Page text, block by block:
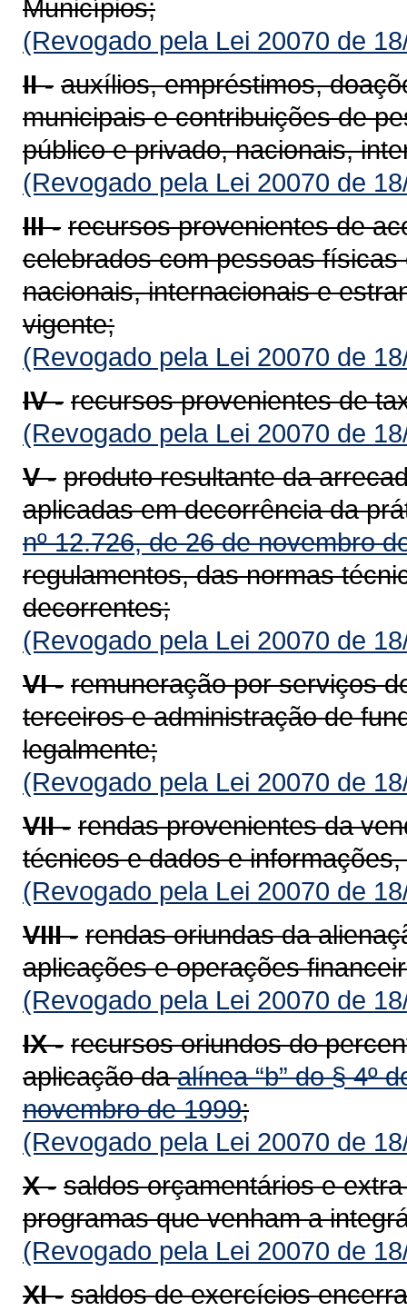
Municípios;
(Revogado pela Lei 20070 de
II - auxílios, empréstimos,
municipais e contribuições de
público e privado, nacionais,
(Revogado pela Lei 20070 de
III - recursos provenientes de
celebrados com pessoas
nacionais, internacionais e
vigente;
(Revogado pela Lei 20070 de
IV - recursos provenientes de
(Revogado pela Lei 20070 de
V - produto resultante da
aplicadas em decorrência da
nº 12.726, de 26 de novembro
regulamentos, das normas
decorrentes;
(Revogado pela Lei 20070 de
VI - remuneração por serviços
terceiros e administração de
legalmente;
(Revogado pela Lei 20070 de
VII - rendas provenientes da
técnicos e dados e
(Revogado pela Lei 20070 de
VIII - rendas oriundas da
aplicações e operações
(Revogado pela Lei 20070 de
IX - recursos oriundos do
aplicação daalínea “b” do § 4º
novembro de 1999;
(Revogado pela Lei 20070 de
X - saldos orçamentários e
programas que venham a
(Revogado pela Lei 20070 de
XI - saldos de exercícios